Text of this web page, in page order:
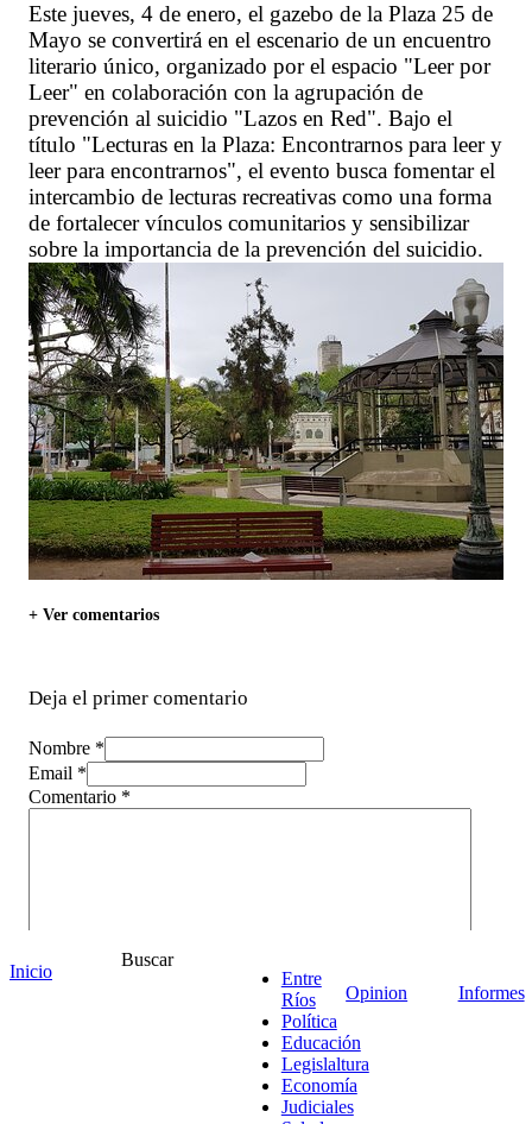
Este jueves, 4 de enero, el gazebo de la Plaza 25 de
Mayo se convertirá en el escenario de un encuentro
literario único, organizado por el espacio "Leer por
Leer" en colaboración con la agrupación de
prevención al suicidio "Lazos en Red". Bajo el
título "Lecturas en la Plaza: Encontrarnos para leer y
leer para encontrarnos", el evento busca fomentar el
intercambio de lecturas recreativas como una forma
de fortalecer vínculos comunitarios y sensibilizar
sobre la importancia de la prevención del suicidio.
+ Ver comentarios
Deja el primer comentario
Nombre *
Email *
Comentario *
Inicio
Buscar
Entre
Ríos
Política
Educación
Legislaltura
Economía
Judiciales
Opinion Informes